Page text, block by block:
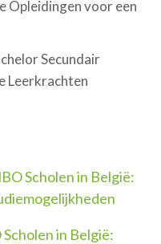
Opleidingen voor een
Secundair
Leerkrachten
Scholen in België:
Scholen in België: